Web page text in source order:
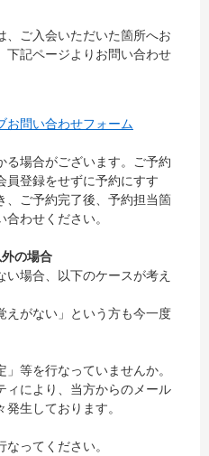
、ご入会いただいた箇所へお
下記ページよりお問い合わせ
お問い合わせフォーム
場合がございます。ご予約
員登録をせずに予約にすす
、ご予約完了後、予約担当箇
わせください。
の場合
い場合、以下のケースが考え
えがない」という方も今一度
」等を行なっていませんか。
ィにより、当方からのメール
生しております。
なってください。